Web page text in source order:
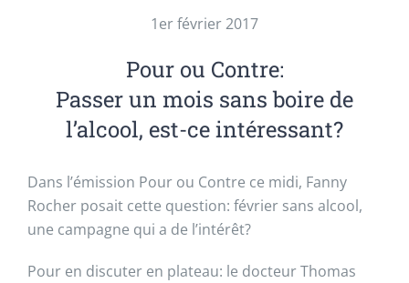
1er février 2017
Pour ou Contre:
Passer un mois sans boire de
l’alcool, est-ce intéressant?
Dans l’émission Pour ou Contre ce midi, Fanny
Rocher posait cette question: février sans alcool,
une campagne qui a de l’intérêt?
Pour en discuter en plateau: le docteur Thomas